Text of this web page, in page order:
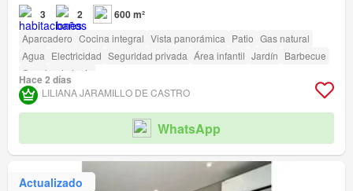
3 2 600 m²
Aparcadero Cocina integral Vista panorámica Patio Gas natural
Agua Electricidad Seguridad privada Área infantil Jardín Barbecue
Cancha de tenis
Hace 2 días
LILIANA JARAMILLO DE CASTRO
WhatsApp
Actualizado